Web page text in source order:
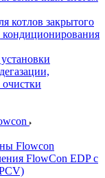
котлов закрытого
кондиционирования
Flowcon
FlowСon EDP с